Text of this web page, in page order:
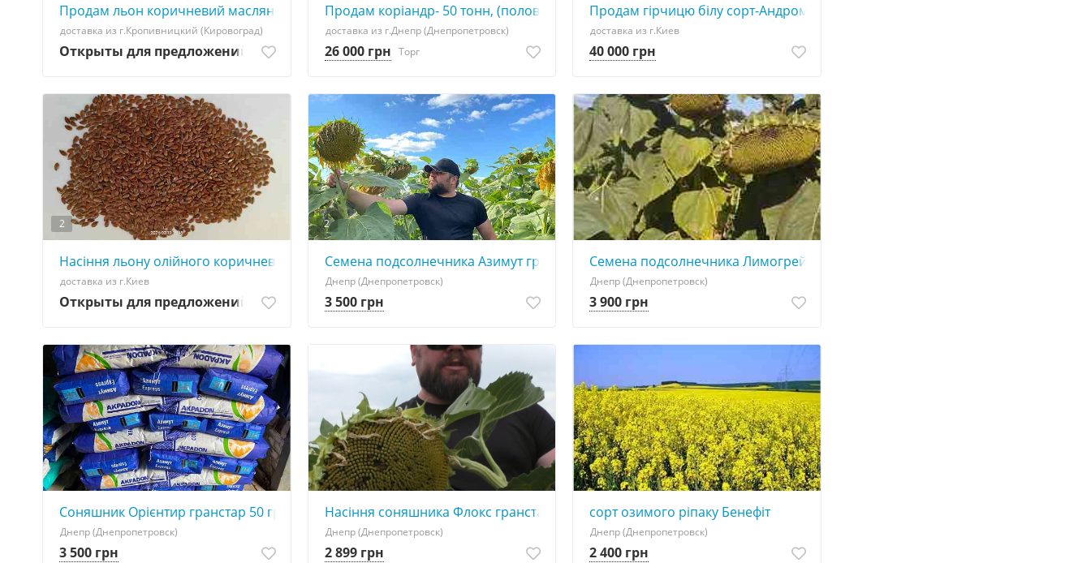
Продам льон коричневий масляничний (Linum usitatissimum)- 350т.
доставка из г.Кропивницкий (Кировоград)
Открыты для предложений
Продам коріандр- 50 тонн, (половинки- 37%).
доставка из г.Днепр (Днепропетровск)
26 000 грн Торг
Продам гірчицю білу сорт-Андромеда (Чехія).
доставка из г.Киев
40 000 грн
2
Насіння льону олійного коричневого сорту- Лірина (Німеччина).
доставка из г.Киев
Открыты для предложений
2
Семена подсолнечника Азимут гранстар 50 заразиха 7
Днепр (Днепропетровск)
3 500 грн
Семена подсолнечника Лимогрейн 50585 A-G
Днепр (Днепропетровск)
3 900 грн
Соняшник Орієнтир гранстар 50 гр.
Днепр (Днепропетровск)
3 500 грн
Насіння соняшника Флокс гранстар 50
Днепр (Днепропетровск)
2 899 грн
сорт озимого ріпаку Бенефіт
Днепр (Днепропетровск)
2 400 грн